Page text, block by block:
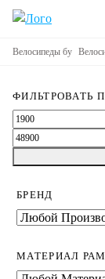
Велосипеды бу
ФИЛЬТРОВАТЬ
Минимальная
цена
Максимальная
цена
БРЕНД
МАТЕРИАЛ